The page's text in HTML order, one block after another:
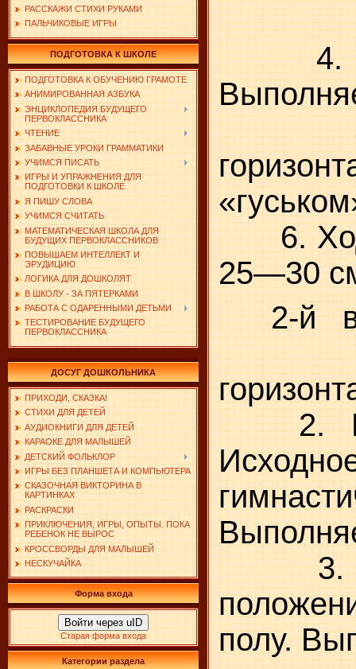
РАССКАЖИ СТИХИ РУКАМИ
ПАЛЬЧИКОВЫЕ ИГРЫ
ПОДГОТОВКА К ШКОЛЕ
ПОДГОТОВКА К ОБУЧЕНИЮ ГРАМОТЕ
АНИМИРОВАННАЯ АЗБУКА
ЭНЦИКЛОПЕДИЯ БУДУЩЕГО
ПЕРВОКЛАССНИКА
ЧТЕНИЕ
ЗАБАВНЫЕ УРОКИ ГРАММАТИКИ
УЧИМСЯ ПИСАТЬ
ИГРЫ И УПРАЖНЕНИЯ ДЛЯ
ПОДГОТОВКИ К ШКОЛЕ
Я ПИШУ СЛОВА
УЧИМСЯ СЧИТАТЬ
МАТЕМАТИЧЕСКАЯ ШКОЛА ДЛЯ
БУДУЩИХ ПЕРВОКЛАССНИКОВ
ПОВЫШАЕМ ИНТЕЛЛЕКТ И
ЭРУДИЦИЮ
ЛОГИКА ДЛЯ ДОШКОЛЯТ
В ШКОЛУ - ЗА ПЯТЕРКАМИ
РАБОТА С ОДАРЕННЫМИ ДЕТЬМИ
ТЕСТИРОВАНИЕ БУДУЩЕГО
ПЕРВОКЛАССНИКА
ДОСУГ ДОШКОЛЬНИКА
ПРИХОДИ, СКАЗКА!
СТИХИ ДЛЯ ДЕТЕЙ
АУДИОКНИГИ ДЛЯ ДЕТЕЙ
КАРАОКЕ ДЛЯ МАЛЫШЕЙ
ДЕТСКИЙ ФОЛЬКЛОР
ИГРЫ БЕЗ ПЛАНШЕТА И КОМПЬЮТЕРА
СКАЗОЧНАЯ ВИКТОРИНА В
КАРТИНКАХ
РАСКРАСКИ
ПРИКЛЮЧЕНИЯ, ИГРЫ, ОПЫТЫ. ПОКА
РЕБЕНОК НЕ ВЫРОС
КРОССВОРДЫ ДЛЯ МАЛЫШЕЙ
НЕСКУЧАЙКА
Форма входа
Войти через uID
Старая форма входа
Категории раздела
4.
5.
6.
25—30
2-й в
2.
3.
полу.